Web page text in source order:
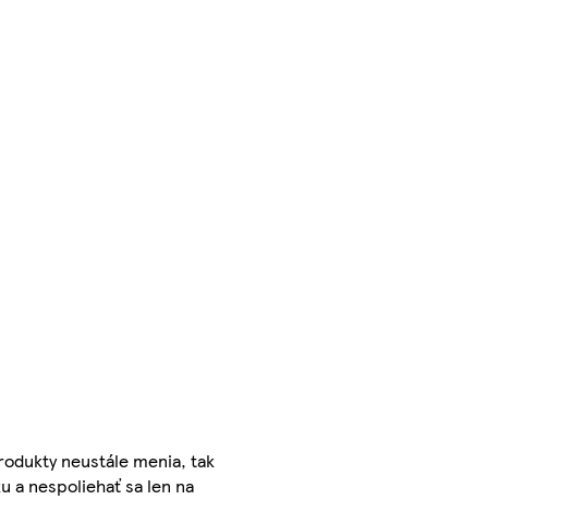
neustále menia, tak
a nespoliehať sa len na